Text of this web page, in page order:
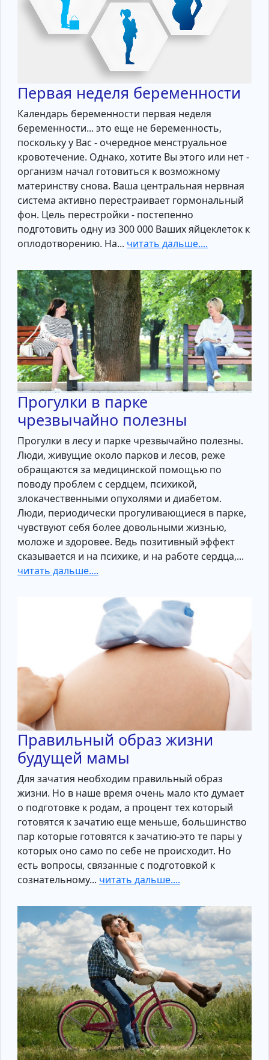
Первая неделя беременности
Календарь беременности первая неделя
беременности... это еще не беременность,
поскольку у Вас - очередное менструальное
кровотечение. Однако, хотите Вы этого или нет -
организм начал готовиться к возможному
материнству снова. Ваша центральная нервная
система активно перестраивает гормональный
фон. Цель перестройки - постепенно
подготовить одну из 300 000 Ваших яйцеклеток к
оплодотворению. На... читать дальше....
Прогулки в парке
чрезвычайно полезны
Прогулки в лесу и парке чрезвычайно полезны.
Люди, живущие около парков и лесов, реже
обращаются за медицинской помощью по
поводу проблем с сердцем, психикой,
злокачественными опухолями и диабетом.
Люди, периодически прогуливающиеся в парке,
чувствуют себя более довольными жизнью,
моложе и здоровее. Ведь позитивный эффект
сказывается и на психике, и на работе сердца,...
читать дальше....
Правильный образ жизни
будущей мамы
Для зачатия необходим правильный образ
жизни. Но в наше время очень мало кто думает
о подготовке к родам, а процент тех который
готовятся к зачатию еще меньше, большинство
пар которые готовятся к зачатию-это те пары у
которых оно само по себе не происходит. Но
есть вопросы, связанные с подготовкой к
сознательному... читать дальше....